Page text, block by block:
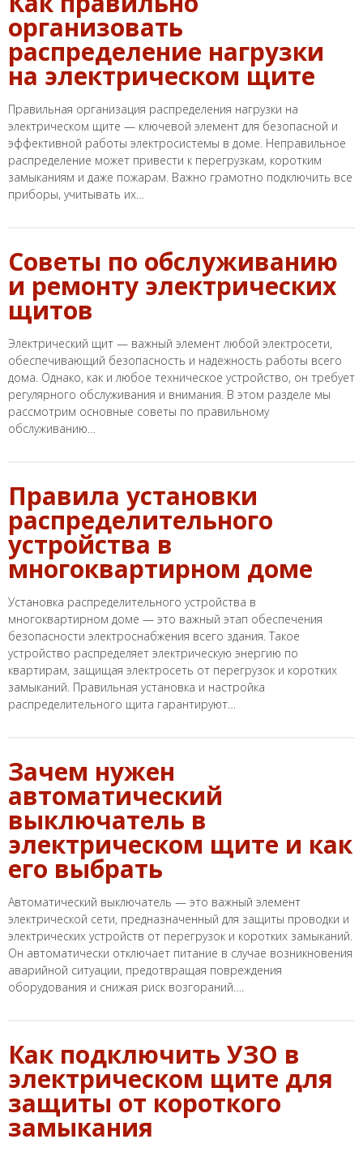
организовать
распределение нагрузки
на электрическом щите
Правильная организация распределения нагрузки на
электрическом щите — ключевой элемент для безопасной и
эффективной работы электросистемы в доме. Неправильное
распределение может привести к перегрузкам, коротким
замыканиям и даже пожарам. Важно грамотно подключить все
приборы, учитывать их…
Советы по обслуживанию
и ремонту электрических
щитов
Электрический щит — важный элемент любой электросети,
обеспечивающий безопасность и надежность работы всего
дома. Однако, как и любое техническое устройство, он требует
регулярного обслуживания и внимания. В этом разделе мы
рассмотрим основные советы по правильному
обслуживанию…
Правила установки
распределительного
устройства в
многоквартирном доме
Установка распределительного устройства в
многоквартирном доме — это важный этап обеспечения
безопасности электроснабжения всего здания. Такое
устройство распределяет электрическую энергию по
квартирам, защищая электросеть от перегрузок и коротких
замыканий. Правильная установка и настройка
распределительного щита гарантируют…
Зачем нужен
автоматический
выключатель в
электрическом щите и как
его выбрать
Автоматический выключатель — это важный элемент
электрической сети, предназначенный для защиты проводки и
электрических устройств от перегрузок и коротких замыканий.
Он автоматически отключает питание в случае возникновения
аварийной ситуации, предотвращая повреждения
оборудования и снижая риск возгораний….
Как подключить УЗО в
электрическом щите для
защиты от короткого
замыкания